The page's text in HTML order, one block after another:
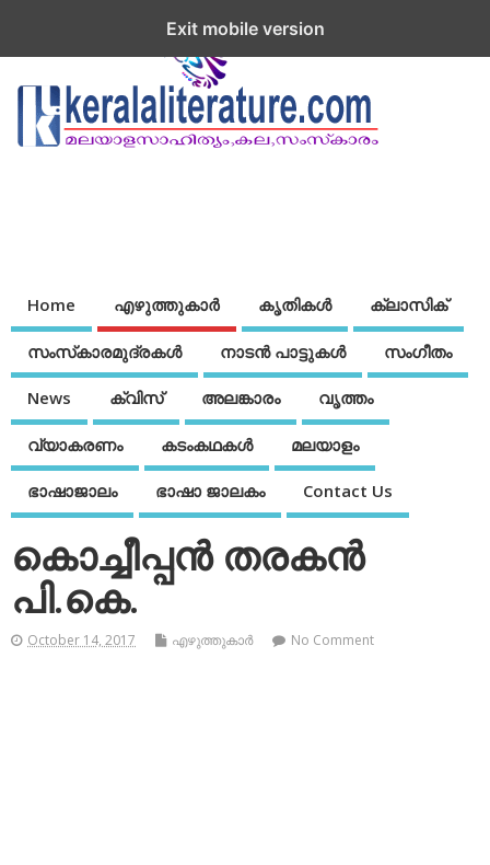
Home എഴുത്തുകാര്‍ കൃതികൾ ക്ലാസിക്
സംസ്‌കാരമുദ്രകള്‍ നാടന്‍ പാട്ടുകള്‍ സംഗീതം
News ക്വിസ് അലങ്കാരം വൃത്തം
വ്യാകരണം കടംകഥകള്‍ മലയാളം
ഭാഷാജാലം ഭാഷാ ജാലകം Contact Us
കൊച്ചീപ്പന്‍ തരകന്‍
പി.കെ.
October 14, 2017 എഴുത്തുകാര്‍ No Comment
Exit mobile version